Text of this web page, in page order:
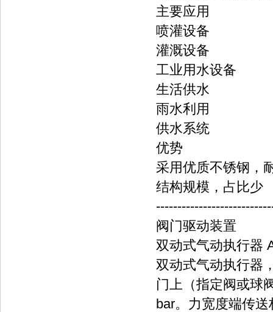
主要应用
喷灌设备
灌溉设备
工业用水设备
生活供水
雨水利用
供水系统
优势
采用优质不锈钢，
结构规模，占比少
阀门驱动装置
双动式气动执行器
双动式气动执行器
门上（指定阀或球
bar。力宽度端传